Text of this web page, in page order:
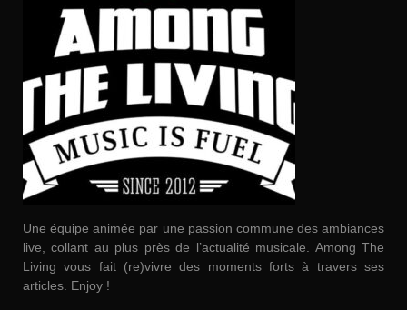
Une équipe animée par une passion commune des ambiances
live, collant au plus près de l’actualité musicale. Among The
Living vous fait (re)vivre des moments forts à travers ses
articles. Enjoy !